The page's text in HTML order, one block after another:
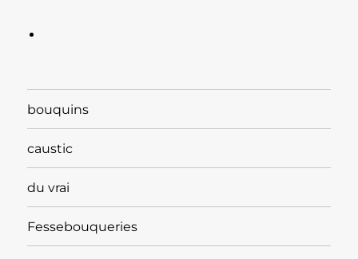
bouquins
caustic
du vrai
Fessebouqueries